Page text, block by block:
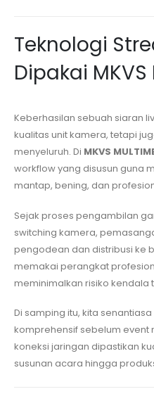
Teknologi
Dipakai MKVS
Keberhasilan sebuah siaran
kualitas unit kamera, tetapi
menyeluruh. Di MKVS
workflow yang disusun guna
mantap, bening, dan
Sejak proses pengambilan
switching kamera,
pengodean dan distribusi ke
memakai perangkat
meminimalkan risiko kendala
Di samping itu, kita
komprehensif sebelum event
koneksi jaringan dipastikan
susunan acara hingga